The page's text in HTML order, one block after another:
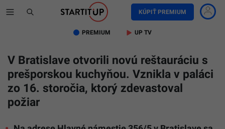
KÚPIŤ PREMIUM
PREMIUM UP TV
V Bratislave otvorili novú reštauráciu s
prešporskou kuchyňou. Vznikla v paláci
zo 16. storočia, ktorý zdevastoval
požiar